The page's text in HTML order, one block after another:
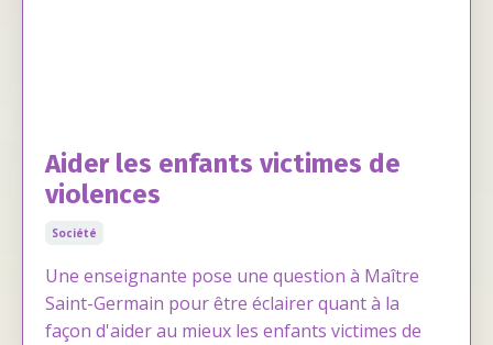
Aider les enfants victimes de
violences
Société
Une enseignante pose une question à Maître
Saint-Germain pour être éclairer quant à la
façon d'aider au mieux les enfants victimes de